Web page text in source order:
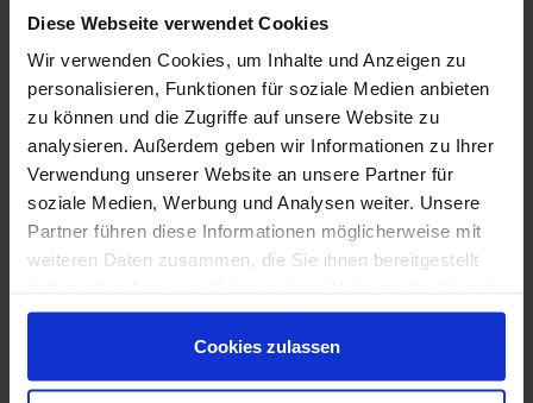
Diese Webseite verwendet Cookies
Wir verwenden Cookies, um Inhalte und Anzeigen zu
personalisieren, Funktionen für soziale Medien anbieten
zu können und die Zugriffe auf unsere Website zu
analysieren. Außerdem geben wir Informationen zu Ihrer
Verwendung unserer Website an unsere Partner für
soziale Medien, Werbung und Analysen weiter. Unsere
Partner führen diese Informationen möglicherweise mit
weiteren Daten zusammen, die Sie ihnen bereitgestellt
gesammelt haben.
Cookies zulassen
Marazzi Fabula20 Impressionen